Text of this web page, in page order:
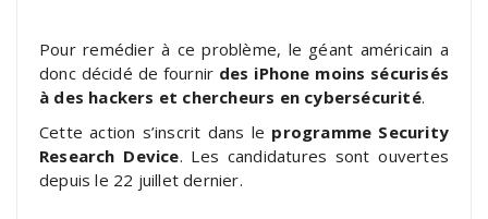
Pour remédier à ce problème, le géant américain a
donc décidé de fournir des iPhone moins sécurisés
à des hackers et chercheurs en cybersécurité.
Cette action s’inscrit dans le programme Security
Research Device. Les candidatures sont ouvertes
depuis le 22 juillet dernier.